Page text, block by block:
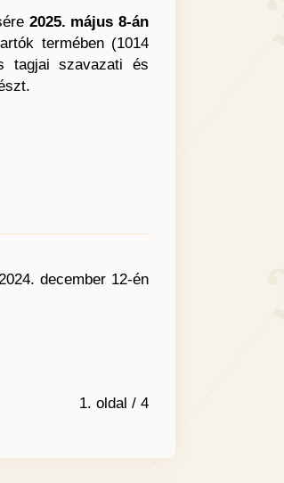
2025. május 8-án
termében (1014
tagjai szavazati és
december 12-én
1. oldal / 4